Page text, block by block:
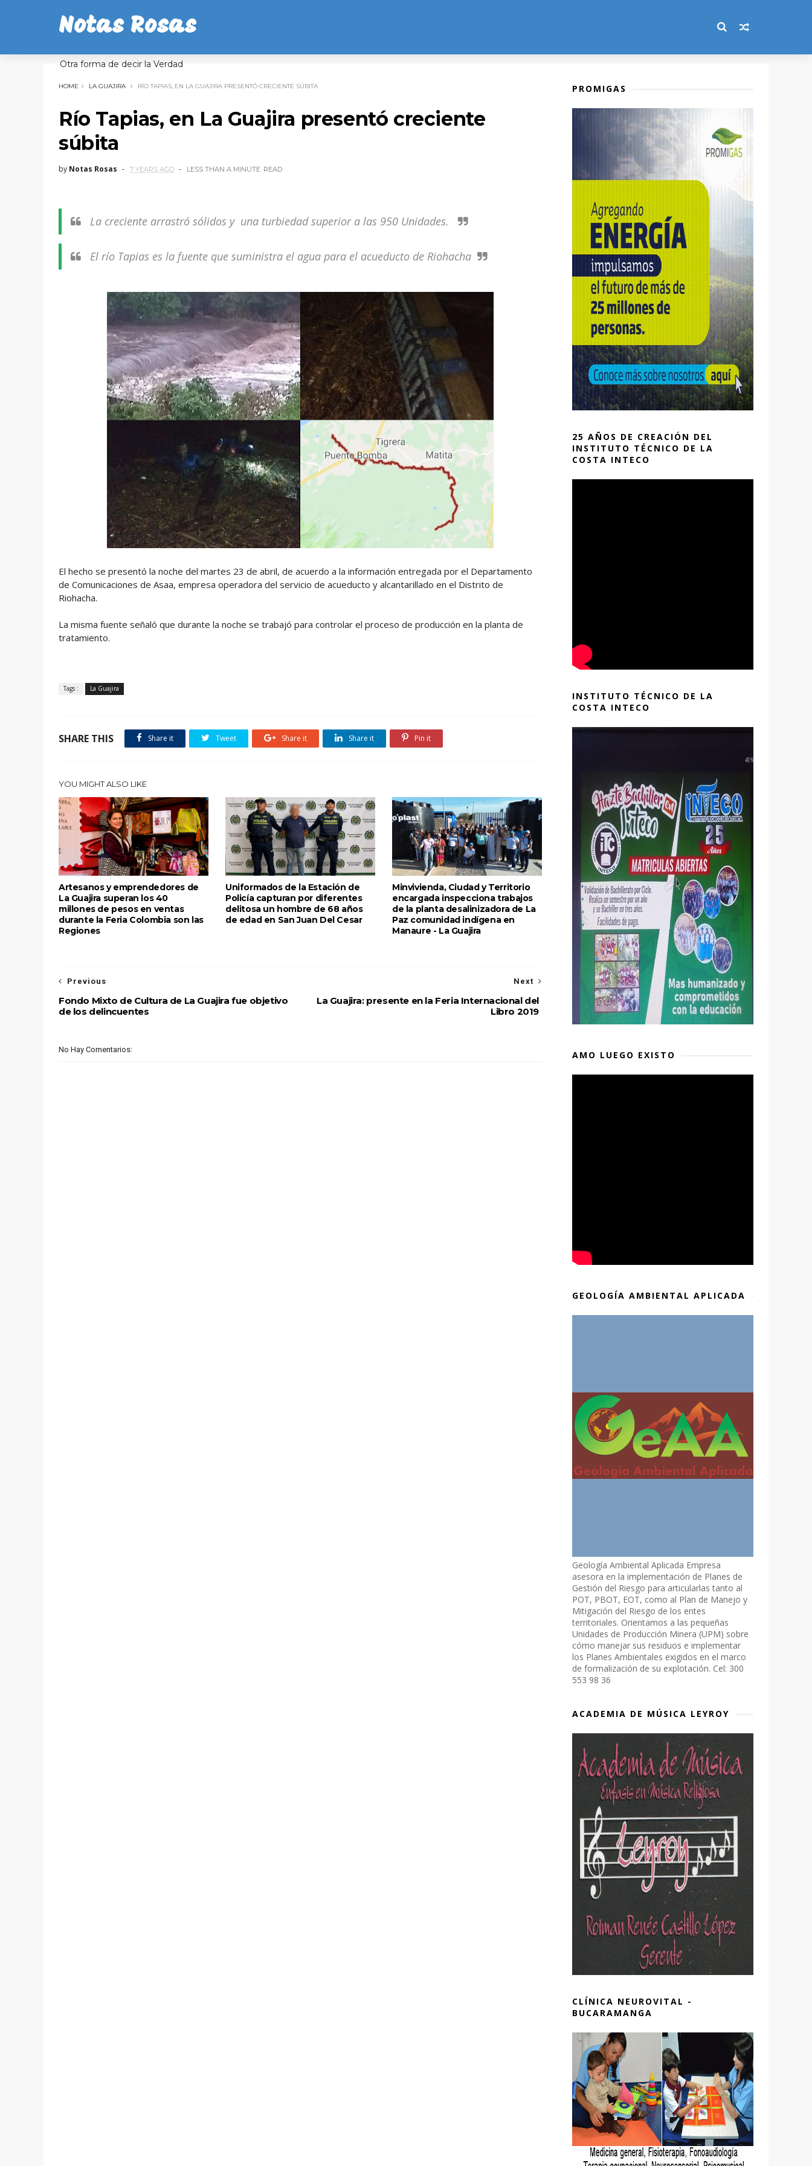
Notas Rosas
Otra forma de decir la Verdad
HOME LA GUAJIRA RÍO TAPIAS, EN LA GUAJIRA PRESENTÓ CRECIENTE SÚBITA
Río Tapias, en La Guajira presentó creciente
súbita
by Notas Rosas 7 YEARS AGO LESS THAN A MINUTE READ
La creciente arrastró sólidos y una turbiedad superior a las 950 Unidades.
El río Tapias es la fuente que suministra el agua para el acueducto de Riohacha
El hecho se presentó la noche del martes 23 de abril, de acuerdo a la información entregada por el Departamento
de Comunicaciones de Asaa, empresa operadora del servicio de acueducto y alcantarillado en el Distrito de
Riohacha.
La misma fuente señaló que durante la noche se trabajó para controlar el proceso de producción en la planta de
tratamiento.
Tags : La Guajira
SHARE THIS Share it Tweet Share it Share it Pin it
YOU MIGHT ALSO LIKE
Artesanos y emprendedores de
La Guajira superan los 40
millones de pesos en ventas
durante la Feria Colombia son las
Regiones
Uniformados de la Estación de
Policía capturan por diferentes
delitosa un hombre de 68 años
de edad en San Juan Del Cesar
Minvivienda, Ciudad y Territorio
encargada inspecciona trabajos
de la planta desalinizadora de La
Paz comunidad indígena en
Manaure - La Guajira
Next
La Guajira: presente en la Feria Internacional del
Libro 2019
Previous
Fondo Mixto de Cultura de La Guajira fue objetivo
de los delincuentes
No Hay Comentarios:
PROMIGAS
25 AÑOS DE CREACIÓN DEL
INSTITUTO TÉCNICO DE LA
COSTA INTECO
INSTITUTO TÉCNICO DE LA
COSTA INTECO
AMO LUEGO EXISTO
GEOLOGÍA AMBIENTAL APLICADA
Geología Ambiental Aplicada Empresa
asesora en la implementación de Planes de
Gestión del Riesgo para articularlas tanto al
POT, PBOT, EOT, como al Plan de Manejo y
Mitigación del Riesgo de los entes
territoriales. Orientamos a las pequeñas
Unidades de Producción Minera (UPM) sobre
cómo manejar sus residuos e implementar
los Planes Ambientales exigidos en el marco
de formalización de su explotación. Cel: 300
553 98 36
ACADEMIA DE MÚSICA LEYROY
CLÍNICA NEUROVITAL -
BUCARAMANGA